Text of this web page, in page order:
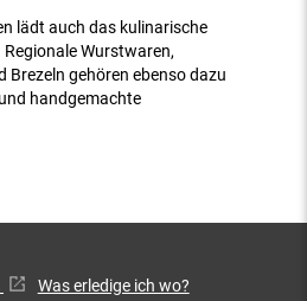
lädt auch das kulinarische
Wurstwaren,
Brezeln gehören ebenso dazu
handgemachte
Was erledige ich wo?